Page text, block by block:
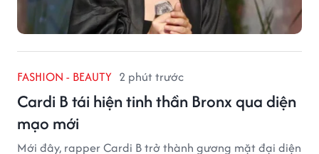
FASHION - BEAUTY 2 phút trước
Cardi B tái hiện tinh thần Bronx qua diện
mạo mới
Mới đây, rapper Cardi B trở thành gương mặt đại diện